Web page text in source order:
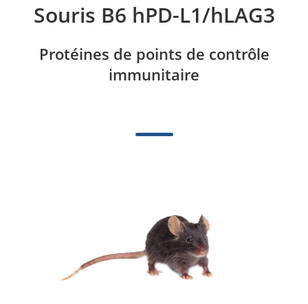
Souris B6 hPD-L1/hLAG3
Protéines de points de contrôle
immunitaire